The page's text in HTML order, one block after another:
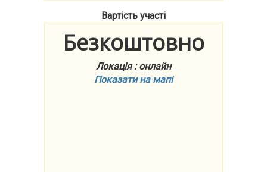
Вартість участі
Безкоштовно
Локація : онлайн
Показати на мапі